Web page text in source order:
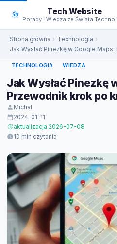
do
treści
Tech Website
Porady i Wiedza ze Świata
Strona główna
Technologia
Jak Wysłać Pinezkę w Google
TECHNOLOGIA WIEDZA
Jak Wysłać Pinezkę
Przewodnik krok po
Michal
2024-01-11
aktualizacja 2026-07-08
10 min czytania